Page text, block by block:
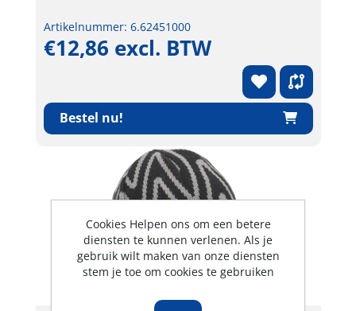
Artikelnummer: 6.62451000
€12,86 excl. BTW
Bestel nu!
Cookies Helpen ons om een betere
diensten te kunnen verlenen. Als je
gebruik wilt maken van onze diensten
stem je toe om cookies te gebruiken